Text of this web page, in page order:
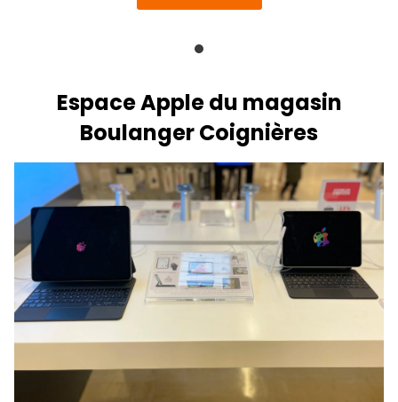
Espace Apple du magasin
Boulanger Coignières